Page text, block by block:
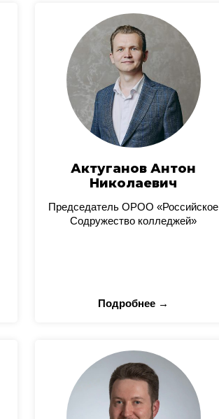
Актуганов Антон
Николаевич
Председатель ОРОО «Российское
Содружество колледжей»
Подробнее →